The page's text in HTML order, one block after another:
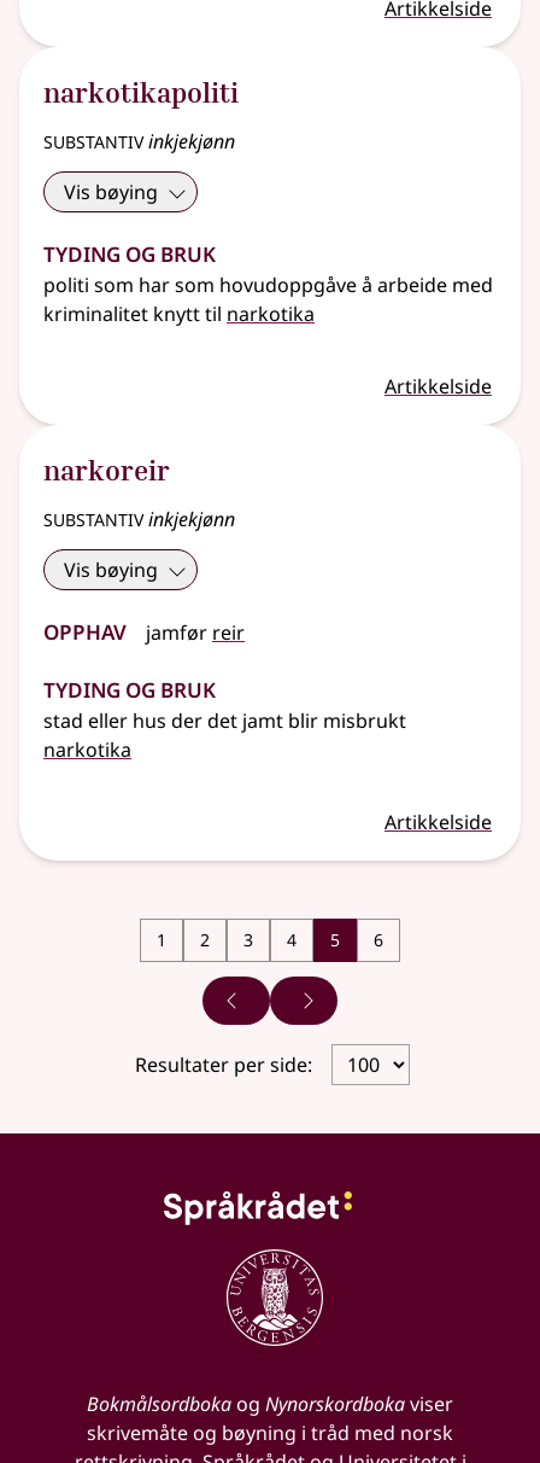
Artikkelside
narkotikapoliti
substantivinkjekjønn
Vis bøying
Tyding og bruk
politi som har som hovudoppgåve å arbeide med
kriminalitet knytt til narkotika
Artikkelside
narkoreir
substantivinkjekjønn
Vis bøying
Opphav jamfør reir
Tyding og bruk
stad eller hus der det jamt blir misbrukt
narkotika
Artikkelside
1 2 3 4 5 6
Forrige sideNeste side
Resultater per side:
Bokmålsordbokaog Nynorskordbokaviser
skrivemåte og bøyning i tråd med norsk